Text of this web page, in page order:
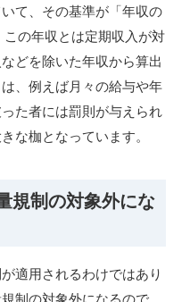
て、その基準が「年収の
の年収とは定期収入が対
どを除いた年収から算出
、例えば月々の給与や年
た者には罰則が与えられ
な枷となっています。
規制の対象外にな
適用されるわけではあり